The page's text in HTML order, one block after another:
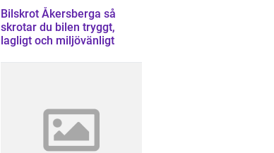
Bilskrot Åkersberga så
skrotar du bilen tryggt,
lagligt och miljövänligt